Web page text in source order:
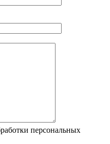
персональных